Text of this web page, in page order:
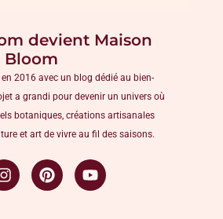
devient Maison
Bloom
2016 avec un blog dédié au bien-
a grandi pour devenir un univers où
botaniques, créations artisanales
et art de vivre au fil des saisons.